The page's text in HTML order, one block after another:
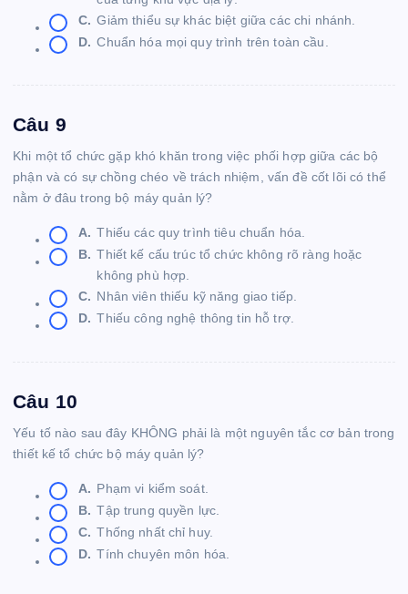
C. Giảm thiểu sự khác biệt giữa các chi nhánh.
D. Chuẩn hóa mọi quy trình trên toàn cầu.
Câu 9
Khi một tổ chức gặp khó khăn trong việc phối hợp giữa các bộ
phận và có sự chồng chéo về trách nhiệm, vấn đề cốt lõi có thể
nằm ở đâu trong bộ máy quản lý?
A. Thiếu các quy trình tiêu chuẩn hóa.
B. Thiết kế cấu trúc tổ chức không rõ ràng hoặc
không phù hợp.
C. Nhân viên thiếu kỹ năng giao tiếp.
D. Thiếu công nghệ thông tin hỗ trợ.
Câu 10
Yếu tố nào sau đây KHÔNG phải là một nguyên tắc cơ bản trong
thiết kế tổ chức bộ máy quản lý?
A. Phạm vi kiểm soát.
B. Tập trung quyền lực.
C. Thống nhất chỉ huy.
D. Tính chuyên môn hóa.